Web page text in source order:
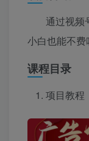
通过视频
小白也能不
课程目录
项目教程